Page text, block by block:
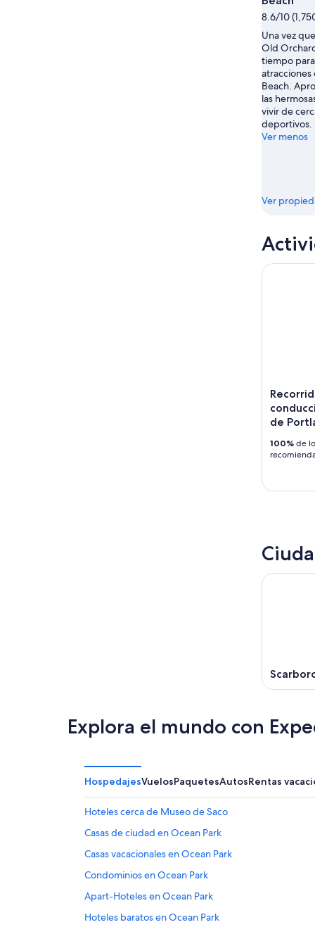
ago
8.6/10
Una vez
Old
tiempo
Beach.
las
vivir de
deportivos.
Ver menos
Ver
de
100% de
Recorrido
Explora el mundo con
HospedajesVuelosPaquetesAutosRentas
Hoteles cerca de Museo de Saco
Casas de ciudad en Ocean Park
Casas vacacionales en Ocean Park
Condominios en Ocean Park
Apart-Hoteles en Ocean Park
Hoteles baratos en Ocean Park